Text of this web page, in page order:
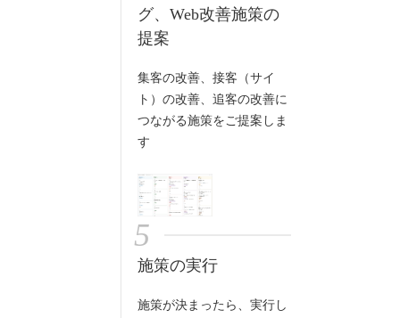
グ、Web改善施策の
提案
集客の改善、接客（サイ
ト）の改善、追客の改善に
つながる施策をご提案しま
す
5
施策の実行
施策が決まったら、実行し